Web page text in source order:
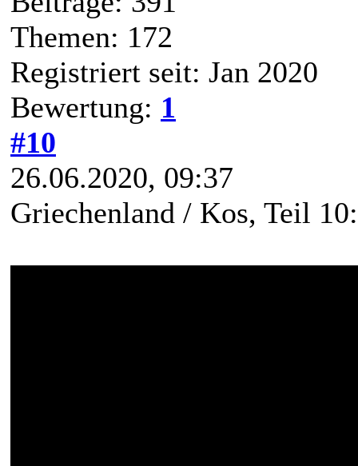
Themen: 172
Registriert seit: Jan 2020
Bewertung: 1
#10
26.06.2020, 09:37
Griechenland / Kos, Teil